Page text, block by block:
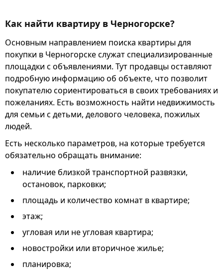
Как найти квартиру в Черногорске?
Основным направлением поиска квартиры для
покупки в Черногорске служат специализированные
площадки с объявлениями. Тут продавцы оставляют
подробную информацию об объекте, что позволит
покупателю сориентироваться в своих требованиях и
пожеланиях. Есть возможность найти недвижимость
для семьи с детьми, делового человека, пожилых
людей.
Есть несколько параметров, на которые требуется
обязательно обращать внимание:
наличие близкой транспортной развязки,
остановок, парковки;
площадь и количество комнат в квартире;
этаж;
угловая или не угловая квартира;
новостройки или вторичное жилье;
планировка;